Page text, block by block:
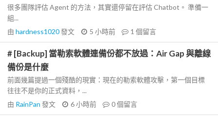
很多團隊評估 Agent 的方法，其實還停留在評估 Chatbot。 準備一
組...
由 hardness1020發文 5 小時前 1 個留言
# [Backup] 當勒索軟體連備份都不放過：Air Gap 與離線
備份是什麼
前面幾篇提過一個殘酷的現實：現在的勒索軟體攻擊，第一個目標
往往不是你的正式資料，...
由 RainPan 發文 6 小時前 0個留言